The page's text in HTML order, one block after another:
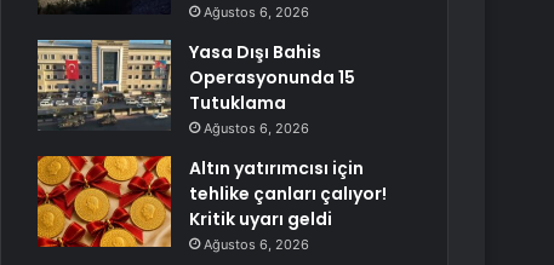
Ağustos 6, 2026
Yasa Dışı Bahis
Operasyonunda 15
Tutuklama
Ağustos 6, 2026
Altın yatırımcısı için
tehlike çanları çalıyor!
Kritik uyarı geldi
Ağustos 6, 2026